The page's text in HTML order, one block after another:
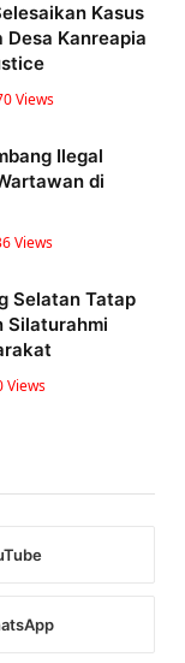
Kasus
Desa Kanreapia
Views
Ilegal
di
Views
Selatan Tatap
Silaturahmi
Views